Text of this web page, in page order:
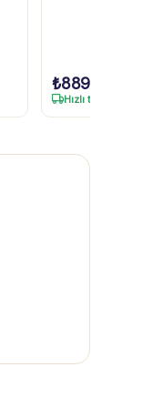
₺889,90
Hızlı teslimat